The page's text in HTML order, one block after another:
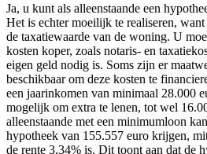
Ja, u kunt als alleenstaande een
Het is echter moeilijk te realiseren,
de taxatiewaarde van de woning. U
kosten koper, zoals notaris- en
eigen geld nodig is. Soms zijn er
beschikbaar om deze kosten te
een jaarinkomen van minimaal 28.000
mogelijk om extra te lenen, tot wel
alleenstaande met een minimumloon
hypotheek van 155.557 euro krijgen,
de rente 3,34% is. Dit toont aan dat de